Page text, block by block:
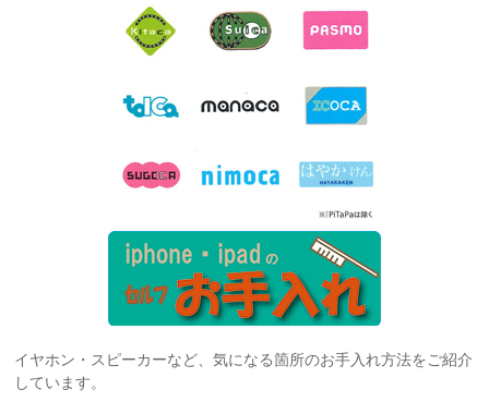
イヤホン・スピーカーなど、気になる箇所のお手入れ方法をご紹介
しています。